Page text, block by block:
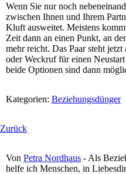
Wenn Sie nur noch
zwischen Ihnen und Ihrem
Kluft ausweitet. Meistens
Zeit dann an einen Punkt, an
mehr reicht. Das Paar steht
oder Weckruf für einen
beide Optionen sind dann
Kategorien: Beziehungsdünger
Zurück
Von Petra Nordhaus - Als
helfe ich Menschen, in